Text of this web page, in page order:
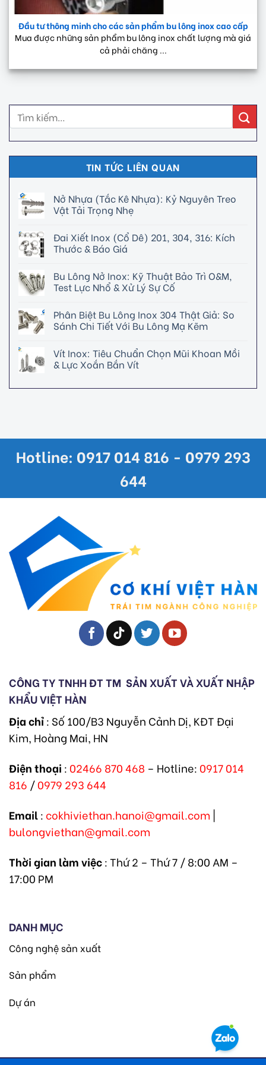
Đầu tư thông minh cho các sản phẩm bu lông inox cao cấp
Mua được những sản phẩm bu lông inox chất lượng mà giá
cả phải chăng ...
TIN TỨC LIÊN QUAN
Nở Nhựa (Tắc Kê Nhựa): Kỷ Nguyên Treo
Vật Tải Trọng Nhẹ
Đai Xiết Inox (Cổ Dê) 201, 304, 316: Kích
Thước & Báo Giá
Bu Lông Nở Inox: Kỹ Thuật Bảo Trì O&M,
Test Lực Nhổ & Xử Lý Sự Cố
Phân Biệt Bu Lông Inox 304 Thật Giả: So
Sánh Chi Tiết Với Bu Lông Mạ Kẽm
Vít Inox: Tiêu Chuẩn Chọn Mũi Khoan Mồi
& Lực Xoắn Bắn Vít
Hotline: 0917 014 816 - 0979 293
644
CÔNG TY TNHH ĐT TM SẢN XUẤT VÀ XUẤT NHẬP
KHẨU VIỆT HÀN
Địa chỉ: Số 100/B3 Nguyễn Cảnh Dị, KĐT Đại
Kim, Hoàng Mai, HN
Điện thoại : 02466 870 468 – Hotline: 0917 014
816 /0979 293 644
Email: cokhiviethan.hanoi@gmail.com |
bulongviethan@gmail.com
Thời gian làm việc: Thứ 2 – Thứ 7 / 8:00 AM –
17:00 PM
DANH MỤC
Công nghệ sản xuất
Sản phẩm
Dự án